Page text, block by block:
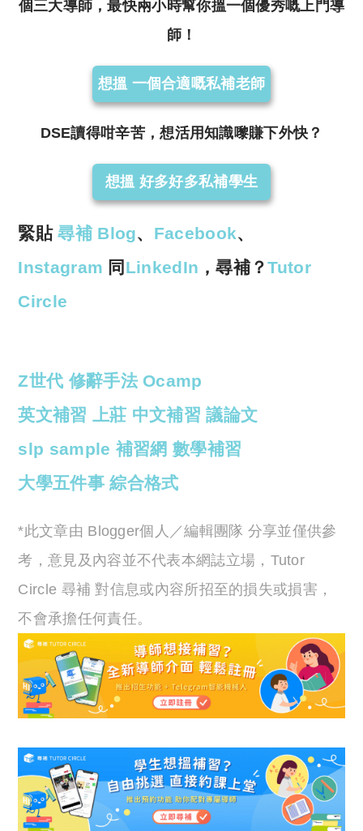
個三大導師，最快兩小時幫你搵一個優秀嘅上門導
師！
想搵 一個合適嘅私補老師
DSE讀得咁辛苦，想活用知識嚟賺下外快？
想搵 好多好多私補學生
緊貼 尋補 Blog、 Facebook、
Instagram 同 LinkedIn ，尋補？Tutor
Circle
Z世代 修辭手法Ocamp
英文補習 上莊 中文補習 議論文
slp sample 補習網 數學補習
大學五件事綜合格式
*此文章由 Blogger個人／編輯團隊 分享並僅供參
考，意見及內容並不代表本網誌立場，Tutor
Circle 尋補 對信息或內容所招至的損失或損害，
不會承擔任何責任。